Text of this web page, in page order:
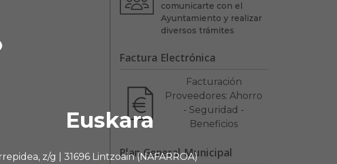
Euskara
z/g | 31696 Lintzoain (NAFARROA)
comunicarte con el
Ayuntamiento y realizar
diversos trámites
Factura Electrónica
Facturación
Proveedores: Ahorro
- Seguridad -
Beneficios
Plan General Municipal